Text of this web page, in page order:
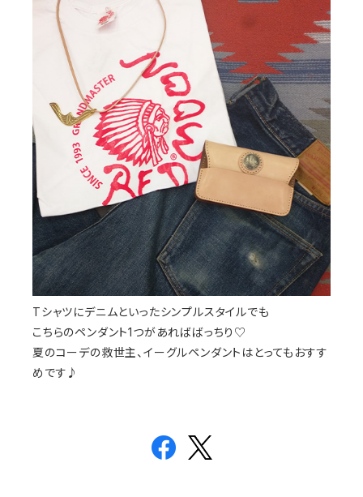
Tシャツにデニムといったシンプルスタイルでも
こちらのペンダント1つがあればばっちり♡
夏のコーデの救世主、イーグルペンダントはとってもおすす
めです♪